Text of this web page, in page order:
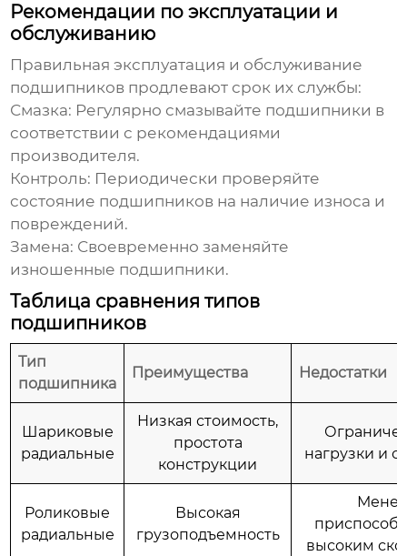
Рекомендации по эксплуатации и
обслуживанию
Правильная эксплуатация и обслуживание
подшипников продлевают срок их службы:
Смазка: Регулярно смазывайте подшипники в
соответствии с рекомендациями
производителя.
Контроль: Периодически проверяйте
состояние подшипников на наличие износа и
повреждений.
Замена: Своевременно заменяйте
изношенные подшипники.
Таблица сравнения типов
подшипников
Тип
подшипника
Преимущества Недостатки
Шариковые
радиальные
Низкая стоимость,
простота
конструкции
нагрузки и
Роликовые
радиальные
Высокая
грузоподъемность
высоким